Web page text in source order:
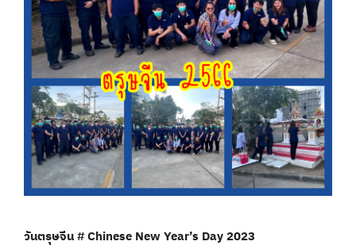
วันตรุษจีน # Chinese New Year’s Day 2023